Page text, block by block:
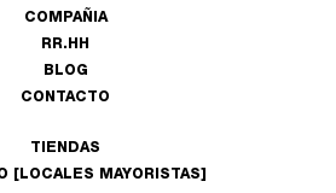
COMPAÑIA
RR.HH
BLOG
CONTACTO
TIENDAS
[LOCALES MAYORISTAS]